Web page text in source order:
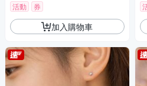
活動 券
加入購物車